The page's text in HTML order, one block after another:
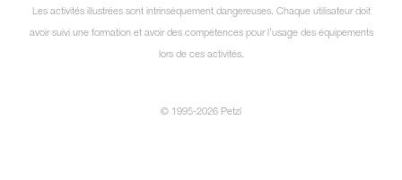
Les activités illustrées sont intrinsèquement dangereuses. Chaque utilisateur doit
avoir suivi une formation et avoir des compétences pour l’usage des équipements
lors de ces activités.
© 1995-2026 Petzl